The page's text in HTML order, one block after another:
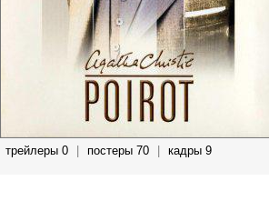
трейлеры 0 постеры 70 кадры 9